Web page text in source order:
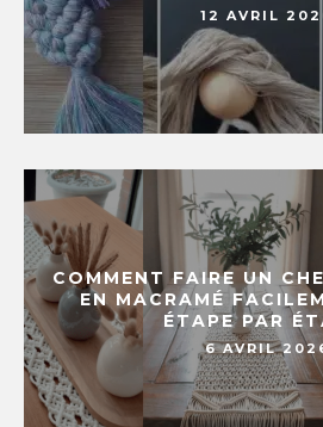
12 AVRIL
COMMENT FAIRE UN
EN MACRAMÉ
ÉTAPE PAR
6 AVRIL